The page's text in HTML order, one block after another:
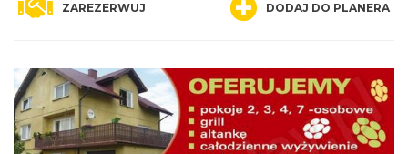
ZAREZERWUJ DODAJ DO PLANERA